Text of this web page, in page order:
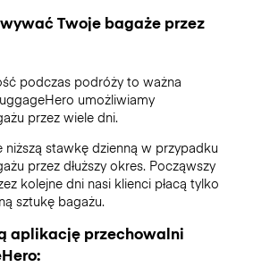
Twoje bagaże przez
podczas podróży to ważna
umożliwiamy
przez wiele dni.
niższą stawkę dzienną w przypadku
przez dłuższy okres. Począwszy
kolejne dni nasi klienci płacą tylko
sztukę bagażu.
aplikację przechowalni